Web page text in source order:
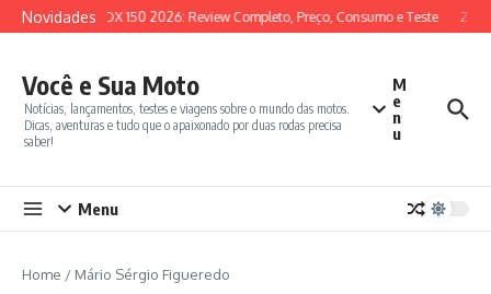
Ir para o conteúdo
NovidadesSYM ADX 150 2026: Review Completo, Preço, Consumo e Teste
Você e Sua Moto
Notícias, lançamentos, testes e viagens sobre o mundo das motos.
Dicas, aventuras e tudo que o apaixonado por duas rodas precisa
saber!
M
e
n
u
Menu
Home / Mário Sérgio Figueredo